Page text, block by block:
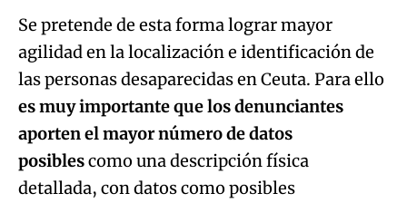
Se pretende de esta forma lograr mayor
agilidad en la localización e identificación de
las personas desaparecidas en Ceuta. Para ello
es muy importante que los denunciantes
aporten el mayor número de datos
posiblescomo una descripción física
detallada, con datos como posibles